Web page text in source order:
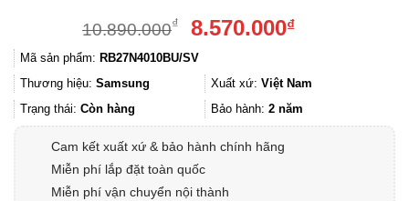
10.890.000₫
Giá
là:
10.890.000₫.
8.570.000₫Giá
là:
8.570.000₫.
Mã sản phẩm: RB27N4010BU/SV
Thương hiệu: Samsung Xuất xứ: Việt Nam
Trạng thái: Còn hàng Bảo hành: 2 năm
Cam kết xuất xứ & bảo hành chính hãng
Miễn phí lắp đặt toàn quốc
Miễn phí vận chuyển nội thành